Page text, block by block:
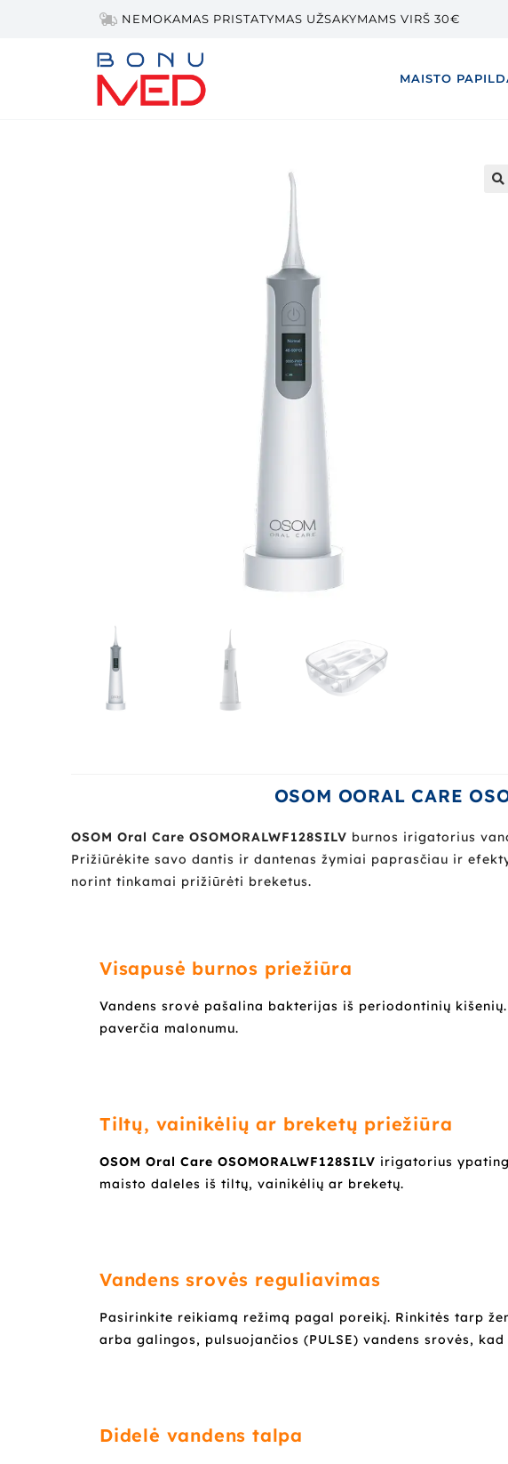
NEMOKAMAS PRISTATYMAS UŽSAKYMAMS VIRŠ 30€
MAISTO
OSOM OORAL CARE
OSOM Oral Care OSOMORALWF128SILV burnos irigatorius
Prižiūrėkite savo dantis ir dantenas žymiai paprasčiau ir
norint tinkamai prižiūrėti breketus.
Visapusė burnos priežiūra
Vandens srovė pašalina bakterijas iš periodontinių
paverčia malonumu.
Tiltų, vainikėlių ar breketų priežiūra
OSOM Oral Care OSOMORALWF128SILV irigatorius
maisto daleles iš tiltų, vainikėlių ar breketų.
Vandens srovės reguliavimas
Pasirinkite reikiamą režimą pagal poreikį. Rinkitės tarp
arba galingos, pulsuojančios (PULSE) vandens srovės,
Didelė vandens talpa